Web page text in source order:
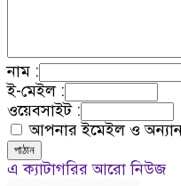
নাম :
ই-মেইল :
ওয়েবসাইট :
আপনার ইমেইল ও
এ ক্যাটাগরির আরো নিউজ